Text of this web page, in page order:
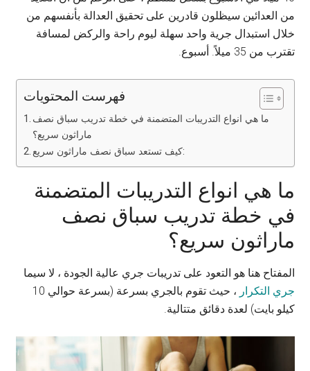
من العدائين سيظلون قادرين على تحقيق العدالة بأنفسهم من
خلال استبدال جرية واحد سهلة ليوم راحة والركض لمسافة
تقترب من 35 ميلاً. أسبوع.
فهرست المحتويات
ما هي انواع التدريبات المتضمنة في خطة تدريب سباق نصف
ماراثون سريع؟
كيف تستعد سباق نصف ماراثون سريع:
ما هي انواع التدريبات المتضمنة
في خطة تدريب سباق نصف
ماراثون سريع؟
المفتاح هنا هو التعود على تدريبات جري عالية الجودة ، لا سيما
جري التكرار
، حيث تقوم بالجري بسرعة (بسرعة حوالي 10
كيلو بايت) لعدة دقائق متتالية.